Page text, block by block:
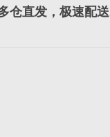
仓直发，极速配送